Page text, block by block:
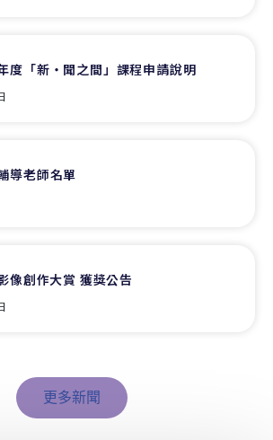
度「新‧聞之間」課程申請說明
導老師名單
像創作大賞 獲獎公告
更多新聞